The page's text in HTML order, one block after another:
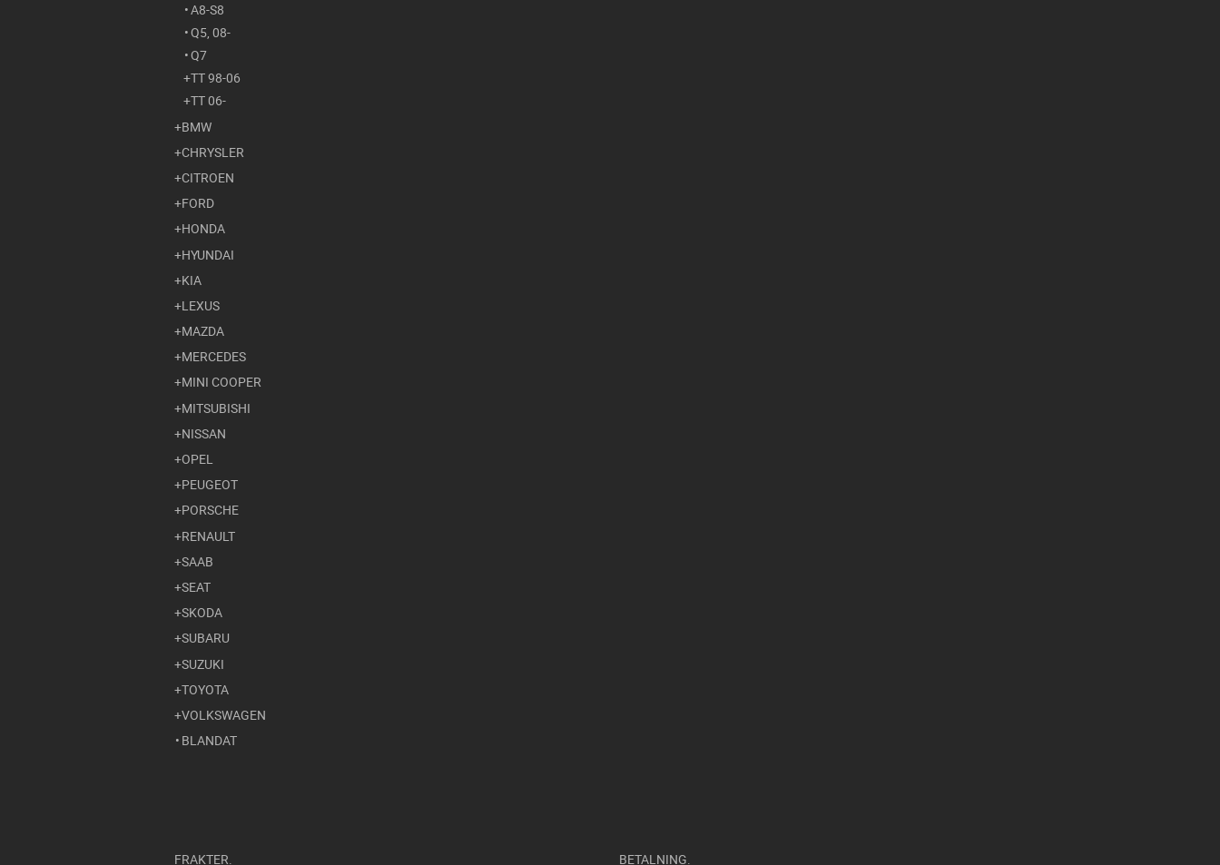
A8-S8
Q5, 08-
Q7
TT 98-06
TT 06-
BMW
CHRYSLER
CITROEN
FORD
HONDA
HYUNDAI
KIA
LEXUS
MAZDA
MERCEDES
MINI COOPER
MITSUBISHI
NISSAN
OPEL
PEUGEOT
PORSCHE
RENAULT
SAAB
SEAT
SKODA
SUBARU
SUZUKI
TOYOTA
VOLKSWAGEN
BLANDAT
FRAKTER. BETALNING.